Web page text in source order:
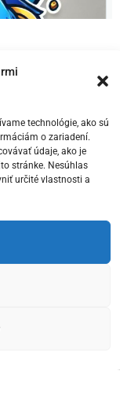
technológie, ako sú
o zariadení.
údaje, ako je
stránke. Nesúhlas
určité vlastnosti a
niektorí
dosahuje
.